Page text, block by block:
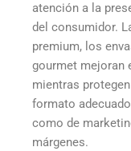
atención a la
del consumidor.
premium, los
gourmet mejoran
mientras
formato
como de
márgenes.